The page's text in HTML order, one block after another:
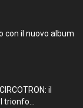
con il nuovo album
il
trionfo...